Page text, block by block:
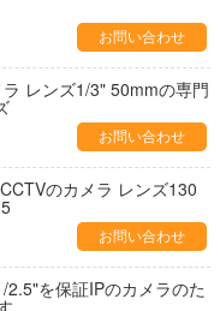
お問い合わせ
レンズ1/3" 50mmの専門
お問い合わせ
のカメラ レンズ130
お問い合わせ
を保証IPのカメラのた